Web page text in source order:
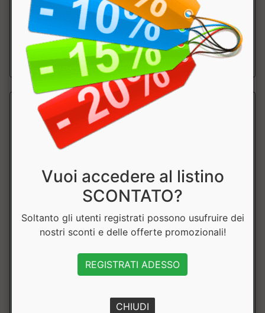
Guanti da MMA con imbottitura multistrato ed estetica
audace. ....
a partire da € 53.91
sconto 10%
Guanti MMA DNA GP144
Leone
Guanti da MMA DNA Leone Sport. Leggeri e confortevoli
ma allo stesso tempo sicuri per l'at...
Vuoi accedere al listino
SCONTATO?
Soltanto gli utenti registrati possono usufruire dei
nostri sconti e delle offerte promozionali!
REGISTRATI ADESSO
CHIUDI